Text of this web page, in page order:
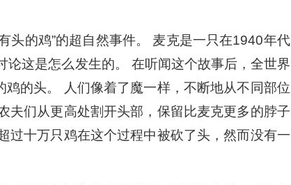
头的鸡”的超自然事件。 麦克是一只在1940年代
这是怎么发生的。 在听闻这个故事后，全世界
的头。 人们像着了魔一样，不断地从不同部位
夫们从更高处割开头部，保留比麦克更多的脖子
过十万只鸡在这个过程中被砍了头，然而没有一